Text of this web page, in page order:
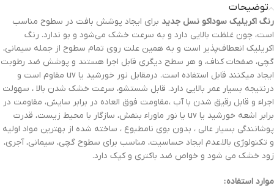
توضیحات
رنگ‌ اکریلیک سوداکو نسل جدید برای ایجاد پوشش بافت در سطوح مناسب
است، چون غلظت بالایی دارد و به سرعت خشک می‌شود و بو ندارد. رنگ
اکریلیک انعطاف‌پذیر است و به همین علت روی تمام سطوح از جمله سیمانی،
گچی، صفحات کناف، و هر سطح دیگری قابل اجرا هستند و پوشش ضد رطوبت
ایجاد میکنند قابل استفاده است. درمقابل نور خورشید یا uv مقاوم است و
درنتیجه بسیار عمر بالایی دارد. قابل شستشو، سرعت خشک شدن بالا ، سهولت
اجراء و قابل رقیق شدن با آب ،مقاومت فوق العاده در برابر سایش، مقاومت در
برابر اشعه خورشید یا uv یا نور ماوراء بنفش، سازگار با محیط زیست، قدرت
پوشانندگی بسیار عالی ، بدون بوی نامطبوع ، ساخته شده از بهترین مواد اولیه
و تکنولوژی بالا،عدم ایجاد حساسیت، مناسب برای سطوح گچی، سیمانی، آجری،
زود خشک می شود و خواص ضد باکتری و کپک دارد.
موارد استفاده :